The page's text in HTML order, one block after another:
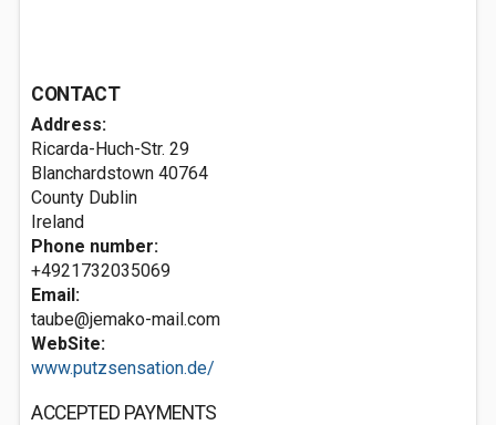
CONTACT
Address:
Ricarda-Huch-Str. 29
Blanchardstown 40764
County Dublin
Ireland
Phone number:
+4921732035069
Email:
taube@jemako-mail.com
WebSite:
www.putzsensation.de/
ACCEPTED PAYMENTS